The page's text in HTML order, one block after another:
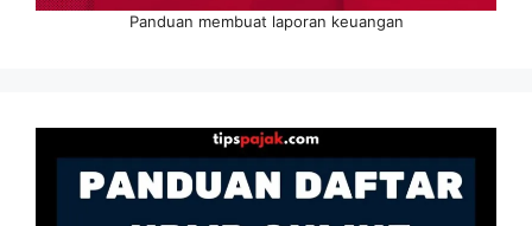
Panduan membuat laporan keuangan